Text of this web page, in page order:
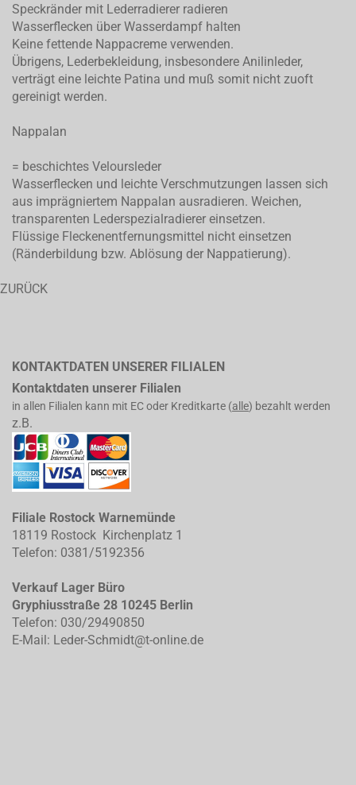
Speckränder mit Lederradierer radieren
Wasserflecken über Wasserdampf halten
Keine fettende Nappacreme verwenden.
Übrigens, Lederbekleidung, insbesondere Anilinleder,
verträgt eine leichte Patina und muß somit nicht zuoft
gereinigt werden.
Nappalan
= beschichtes Veloursleder
Wasserflecken und leichte Verschmutzungen lassen sich
aus imprägniertem Nappalan ausradieren. Weichen,
transparenten Lederspezialradierer einsetzen.
Flüssige Fleckenentfernungsmittel nicht einsetzen
(Ränderbildung bzw. Ablösung der Nappatierung).
ZURÜCK
KONTAKTDATEN UNSERER FILIALEN
Kontaktdaten unserer Filialen
in allen Filialen kann mit EC oder Kreditkarte (alle) bezahlt werden
z.B.
Filiale Rostock Warnemünde
18119 Rostock Kirchenplatz 1
Telefon: 0381/5192356
Verkauf Lager Büro
Gryphiusstraße 28 10245 Berlin
Telefon: 030/29490850
E-Mail: Leder-Schmidt@t-online.de